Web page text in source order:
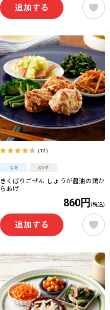
（17）
きくばりごぜん しょうが醤油の鶏か
らあげ
860円 (税込)